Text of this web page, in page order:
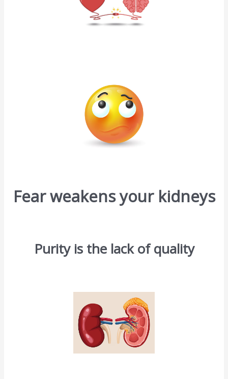
Fear weakens your kidneys
Purity is the lack of quality